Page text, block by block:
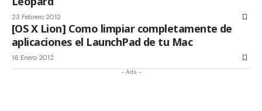
23 Febrero 2012
[OS X Lion] Como limpiar completamente de
aplicaciones el LaunchPad de tu Mac
16 Enero 2012
- Ads -